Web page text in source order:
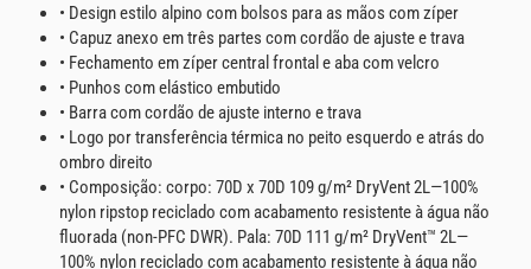
• Design estilo alpino com bolsos para as mãos com zíper
• Capuz anexo em três partes com cordão de ajuste e trava
• Fechamento em zíper central frontal e aba com velcro
• Punhos com elástico embutido
• Barra com cordão de ajuste interno e trava
• Logo por transferência térmica no peito esquerdo e atrás do
ombro direito
• Composição: corpo: 70D x 70D 109 g/m² DryVent 2L—100%
nylon ripstop reciclado com acabamento resistente à água não
fluorada (non-PFC DWR). Pala: 70D 111 g/m² DryVent™ 2L—
100% nylon reciclado com acabamento resistente à água não